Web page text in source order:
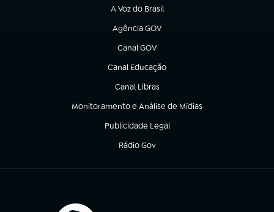
A Voz do Brasil
(abre em nova aba)
Agência GOV
(abre em nova aba)
Canal GOV
(abre em nova aba)
Canal Educação
(abre em nova aba)
Canal Libras
(abre em nova aba)
Monitoramento e Análise de Mídias
(abre em nova aba)
Publicidade Legal
(abre em nova aba)
Rádio Gov
(abre em nova aba)